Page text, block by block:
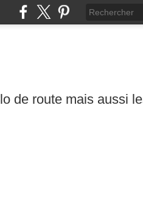
de route mais aussi